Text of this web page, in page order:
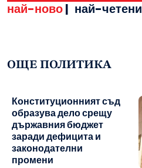
най-ново| най-четени
ОЩЕ ПОЛИТИКА
Конституционният съд
образува дело срещу
държавния бюджет
заради дефицита и
законодателни
промени